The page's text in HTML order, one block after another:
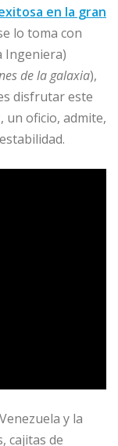
en la gran
lo toma con
Ingeniera)
de la galaxia),
disfrutar este
un oficio, admite,
y la
cajitas de